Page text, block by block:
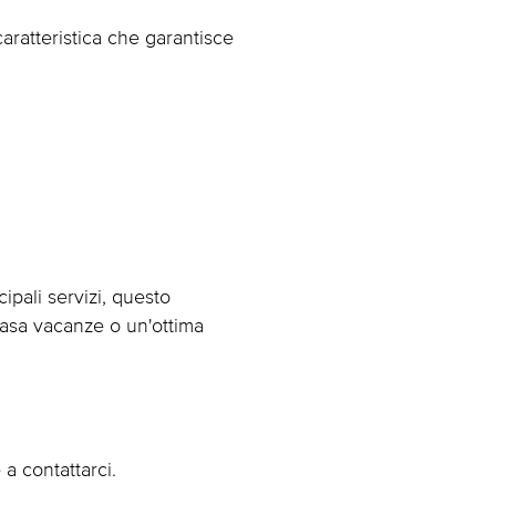
che garantisce
servizi, questo
vacanze o un'ottima
contattarci.